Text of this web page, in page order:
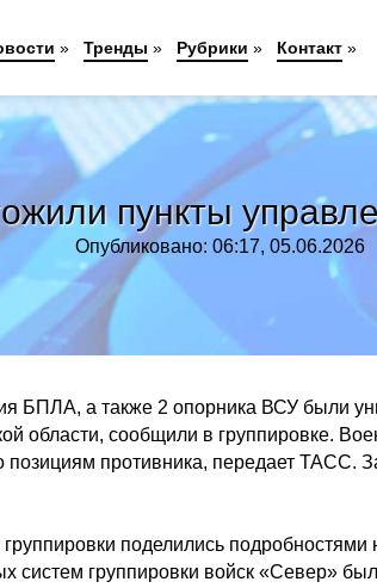
пункты
Опубликовано: 06:17, 05.06.2026
БПЛА, а также 2 опорника ВСУ были
области, сообщили в группировке.
противника, передает ТАСС.
поделились подробностями
систем группировки войск «Север»
» Тренды » Рубрики » Контакт »